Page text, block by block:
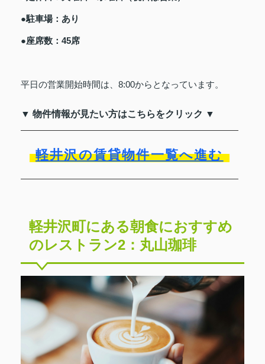
●駐車場：あり
●座席数：45席
平日の営業開始時間は、8:00からとなっています。
▼ 物件情報が見たい方はこちらをクリック ▼
軽井沢の賃貸物件一覧へ進む
軽井沢町にある朝食におすすめ
のレストラン2：丸山珈琲